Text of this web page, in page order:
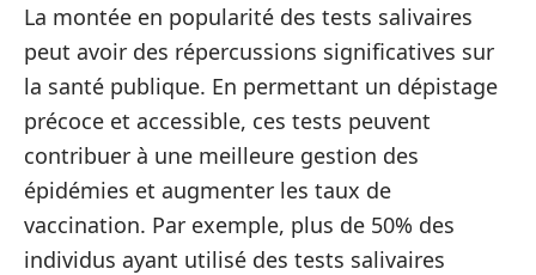
La montée en popularité des tests salivaires
peut avoir des répercussions significatives sur
la santé publique. En permettant un dépistage
précoce et accessible, ces tests peuvent
contribuer à une meilleure gestion des
épidémies et augmenter les taux de
vaccination. Par exemple, plus de 50% des
individus ayant utilisé des tests salivaires